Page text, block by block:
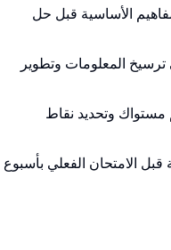
الأساسية قبل حل
المعلومات وتطوير
مستواك وتحديد نقاط
قبل الامتحان الفعلي بأسبوع